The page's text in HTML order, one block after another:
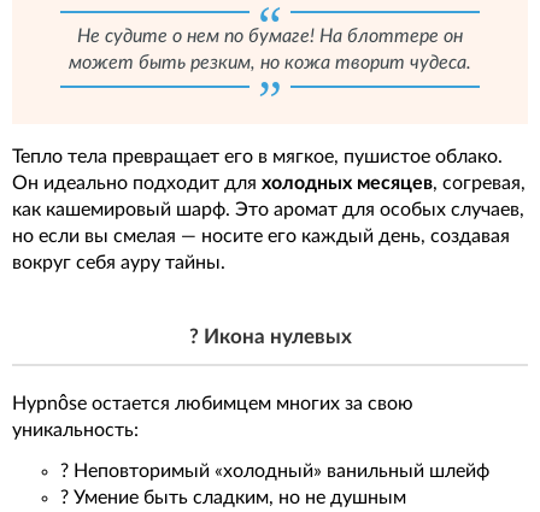
Не судите о нем по бумаге! На блоттере он
может быть резким, но кожа творит чудеса.
Тепло тела превращает его в мягкое, пушистое облако.
Он идеально подходит для холодных месяцев, согревая,
как кашемировый шарф. Это аромат для особых случаев,
но если вы смелая — носите его каждый день, создавая
вокруг себя ауру тайны.
? Икона нулевых
Hypnôse остается любимцем многих за свою
уникальность:
? Неповторимый «холодный» ванильный шлейф
? Умение быть сладким, но не душным